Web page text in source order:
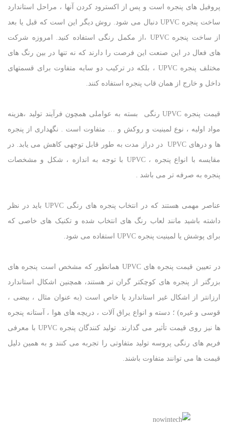
پروفیل های پنجره است و پس از اکسترود کردن آنها ، مراحل استاندارد
ساخت پنجره UPVC دنبال می شود. روش دیگر این است که قبل یا بعد
از ساخت پنجره UPVC ،از مکمل رنگی استفاده کنید. امروزه شرکت
های فعال در این صنعت این فرصت را دارند که نه تنها در بین رنگ های
مختلف پنجره UPVC ، بلکه در ترکیب دو سایه متفاوت برای قسمتهای
داخل و خارج از همان قاب پنجره استفاده کنند.
قیمت پنجره UPVC رنگی بسته به عواملی همچون فرآیند تولید ،هزینه
مواد اولیه ، نوع لمینیت و روکش و … متفاوت است . نگهداری از پنجره
ها و درهای UPVC در دراز مدت به طور قابل توجهی کاهش می یابد. در
مقایسه با انواع پنجره ، UPVC با توجه به اندازه ، شکل و مشخصات
پنجره به صرفه تر می باشد .
عناصر مهمی هستند که در انتخاب پنجره های رنگی UPVC باید در نظر
داشته باشید مانند لعاب رنگ های انتخاب شده و تکنیک های خاصی که
برای پوشش یا لمینیت پنجره UPVC استفاده می شود.
در تعیین قیمت پنجره های UPVC همانطور که مشخص است پنجره های
بزرگتر از پنجره های کوچکتر گران تر هستند، همچنین اشکال استاندارد
ارزانتر از اشکال غیر استاندارد یا خاص است (به عنوان مثال ، بیضی ،
قوسی و غیره) ؛ دسته و انواع یراق آلات ، دریچه های هوا ، آستانه پنجره
ها نیز روی قیمت تأثیر می گذارند. تولید کنندگان پنجره UPVC با معرفی
فریم های رنگی پروسه تولید متفاوتی را تجربه می کنند و به همین دلیل
قیمت ها می توانند متفاوت باشند.